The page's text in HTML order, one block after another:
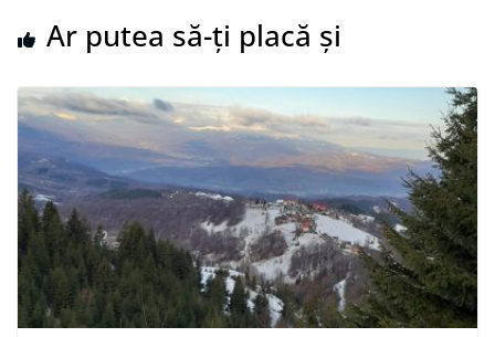
Ar putea să-ți placă și